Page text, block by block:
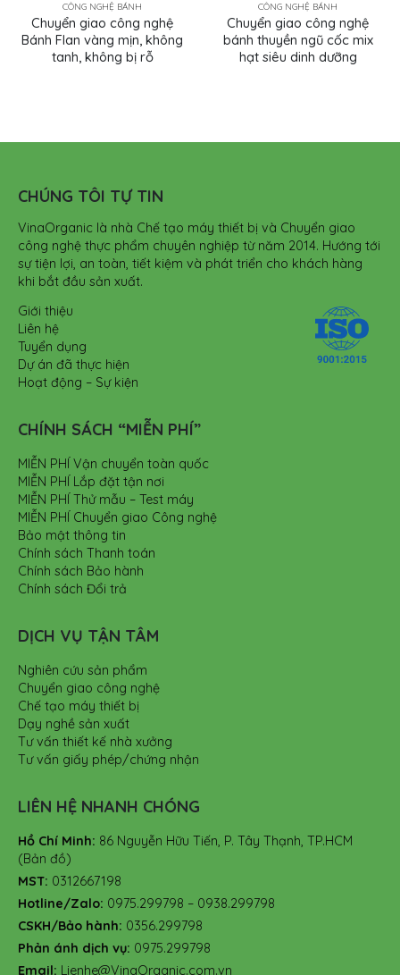
CÔNG NGHỆ BÁNH
Chuyển giao công nghệ
Bánh Flan vàng mịn, không
tanh, không bị rỗ
CÔNG NGHỆ BÁNH
Chuyển giao công nghệ
bánh thuyền ngũ cốc mix
hạt siêu dinh dưỡng
CHÚNG TÔI TỰ TIN
VinaOrganic là nhà Chế tạo máy thiết bị và Chuyển giao
công nghệ thực phẩm chuyên nghiệp từ năm 2014. Hướng tới
sự tiện lợi, an toàn, tiết kiệm và phát triển cho khách hàng
khi bắt đầu sản xuất.
Giới thiệu
Liên hệ
Tuyển dụng
Dự án đã thực hiện
Hoạt động – Sự kiện
CHÍNH SÁCH “MIỄN PHÍ”
MIỄN PHÍ Vận chuyển toàn quốc
MIỄN PHÍ Lắp đặt tận nơi
MIỄN PHÍ Thử mẫu – Test máy
MIỄN PHÍ Chuyển giao Công nghệ
Bảo mật thông tin
Chính sách Thanh toán
Chính sách Bảo hành
Chính sách Đổi trả
DỊCH VỤ TẬN TÂM
Nghiên cứu sản phẩm
Chuyển giao công nghệ
Chế tạo máy thiết bị
Dạy nghề sản xuất
Tư vấn thiết kế nhà xưởng
Tư vấn giấy phép/chứng nhận
LIÊN HỆ NHANH CHÓNG
Hồ Chí Minh: 86 Nguyễn Hữu Tiến, P. Tây Thạnh, TP.HCM
(Bản đồ)
MST: 0312667198
Hotline/Zalo: 0975.299798 – 0938.299798
CSKH/Bảo hành: 0356.299798
Phản ánh dịch vụ: 0975.299798
Email: Lienhe@VinaOrganic.com.vn